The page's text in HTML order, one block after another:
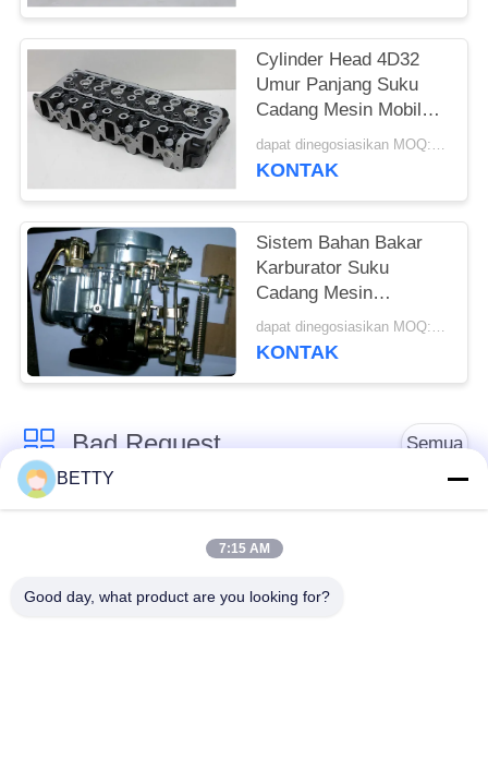
Cylinder Head 4D32
Umur Panjang Suku
Cadang Mesin Mobil
OEM Untuk Kendaraan
MITSUBISHI
dapat dinegosiasikan MOQ:5 pcs
KONTAK
Sistem Bahan Bakar
Karburator Suku
Cadang Mesin
Otomatis Nissan J15
Garansi 12 Bulan
dapat dinegosiasikan MOQ:50 PCS
KONTAK
Bad Request Semua
Suku Cadang
Kit Piston Sepeda
Motor
Blok Mesin Sepeda
Suku Cadang Mesin
BETTY
7:15 AM
Good day, what product are you looking for?